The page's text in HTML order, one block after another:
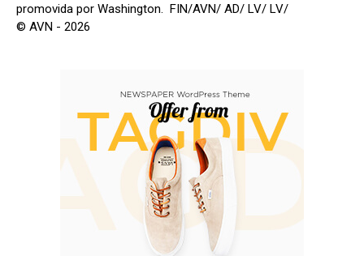
promovida por Washington. FIN/AVN/ AD/ LV/ LV/
© AVN - 2026